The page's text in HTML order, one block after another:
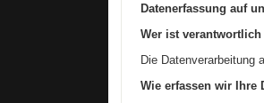
Datenerfassung auf
Wer ist
Die Datenverarbeitung
Wie erfassen wir Ihre